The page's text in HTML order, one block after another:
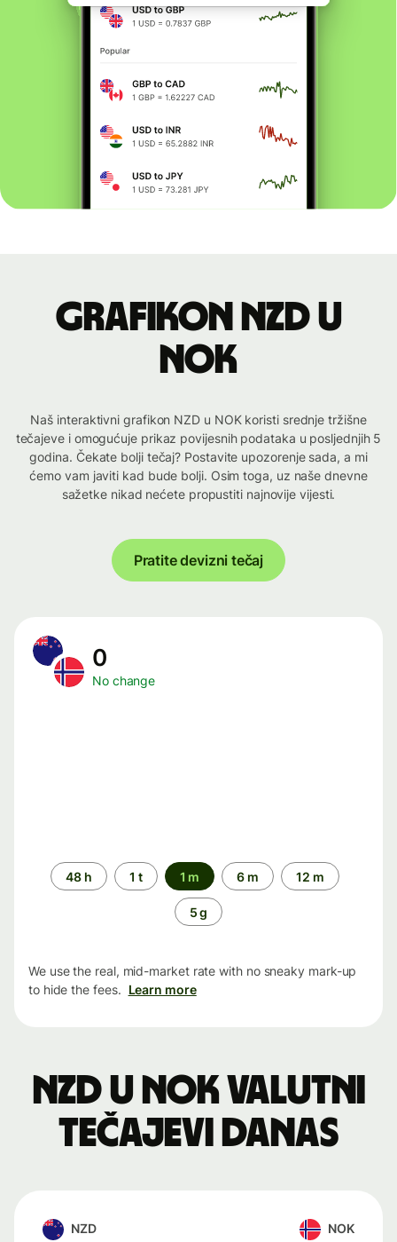
Grafikon NZD u
NOK
Naš interaktivni grafikon NZD u NOK koristi srednje tržišne
tečajeve i omogućuje prikaz povijesnih podataka u posljednjih 5
godina. Čekate bolji tečaj? Postavite upozorenje sada, a mi
ćemo vam javiti kad bude bolji. Osim toga, uz naše dnevne
sažetke nikad nećete propustiti najnovije vijesti.
Pratite devizni tečaj
0
No change
Time
period
48 h 1 t 1 m 6 m 12 m
5 g
We use the real, mid-market rate with no sneaky mark-up
to hide the fees. Learn more
NZD u NOK valutni
tečajevi danas
NZD NOK